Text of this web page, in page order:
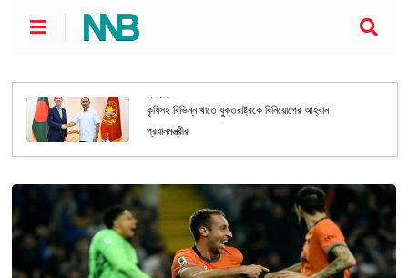
কৃষিসহ বিভিন্ন খাতে যুক্তরাষ্ট্রকে বিনিয়োগের আহ্বান
প্রধানমন্ত্রীর